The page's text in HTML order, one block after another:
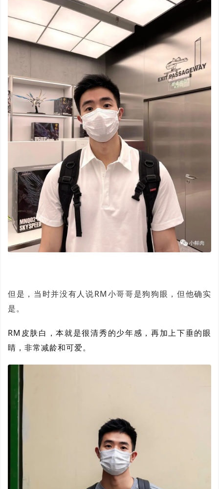
但是，当时并没有人说RM小哥哥是狗狗眼，但他确实
是。
RM皮肤白，本就是很清秀的少年感，再加上下垂的眼
睛，非常减龄和可爱。